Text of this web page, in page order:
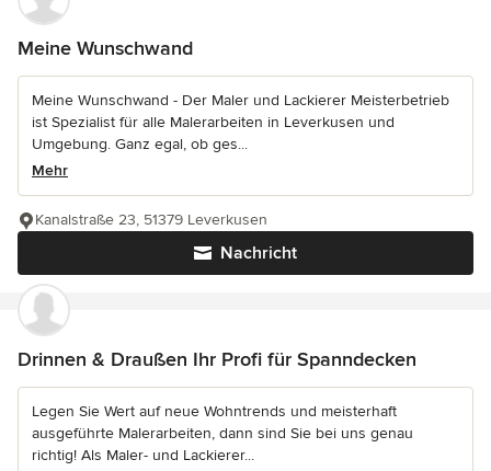
Meine Wunschwand
Meine Wunschwand - Der Maler und Lackierer Meisterbetrieb
ist Spezialist für alle Malerarbeiten in Leverkusen und
Umgebung. Ganz egal, ob ges...
Mehr
Nachricht
Kanalstraße 23, 51379 Leverkusen
Drinnen & Draußen Ihr Profi für Spanndecken
Legen Sie Wert auf neue Wohntrends und meisterhaft
ausgeführte Malerarbeiten, dann sind Sie bei uns genau
richtig! Als Maler- und Lackierer...